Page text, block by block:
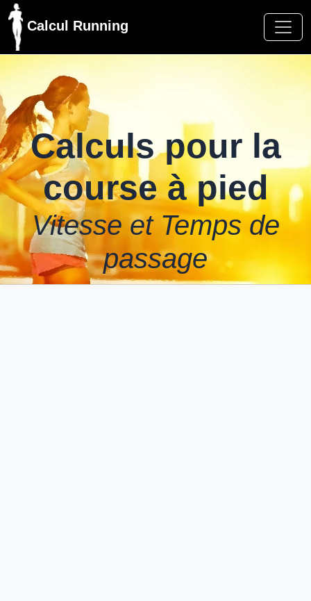
Calcul Running
Calculs pour la
course à pied
Vitesse et Temps de
passage